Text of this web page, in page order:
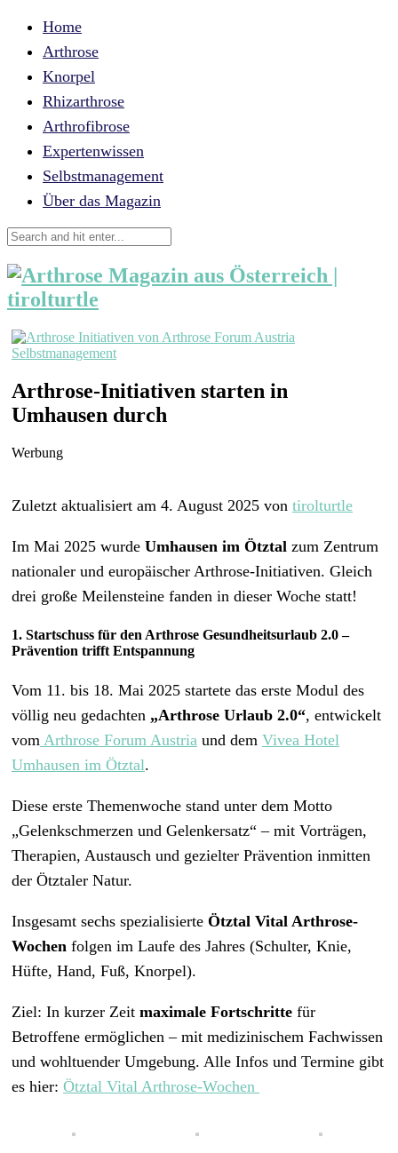
Home
Arthrose
Knorpel
Rhizarthrose
Arthrofibrose
Expertenwissen
Selbstmanagement
Über das Magazin
Selbstmanagement
Arthrose-Initiativen starten in
Umhausen durch
Werbung
Zuletzt aktualisiert am 4. August 2025 von tirolturtle
Im Mai 2025 wurde Umhausen im Ötztal zum Zentrum
nationaler und europäischer Arthrose-Initiativen. Gleich
drei große Meilensteine fanden in dieser Woche statt!
1. Startschuss für den Arthrose Gesundheitsurlaub 2.0 –
Prävention trifft Entspannung
Vom 11. bis 18. Mai 2025 startete das erste Modul des
völlig neu gedachten „Arthrose Urlaub 2.0“, entwickelt
vom Arthrose Forum Austria und dem Vivea Hotel
Umhausen im Ötztal.
Diese erste Themenwoche stand unter dem Motto
„Gelenkschmerzen und Gelenkersatz“ – mit Vorträgen,
Therapien, Austausch und gezielter Prävention inmitten
der Ötztaler Natur.
Insgesamt sechs spezialisierte Ötztal Vital Arthrose-
Wochen folgen im Laufe des Jahres (Schulter, Knie,
Hüfte, Hand, Fuß, Knorpel).
Ziel: In kurzer Zeit maximale Fortschritte für
Betroffene ermöglichen – mit medizinischem Fachwissen
und wohltuender Umgebung. Alle Infos und Termine gibt
es hier: Ötztal Vital Arthrose-Wochen